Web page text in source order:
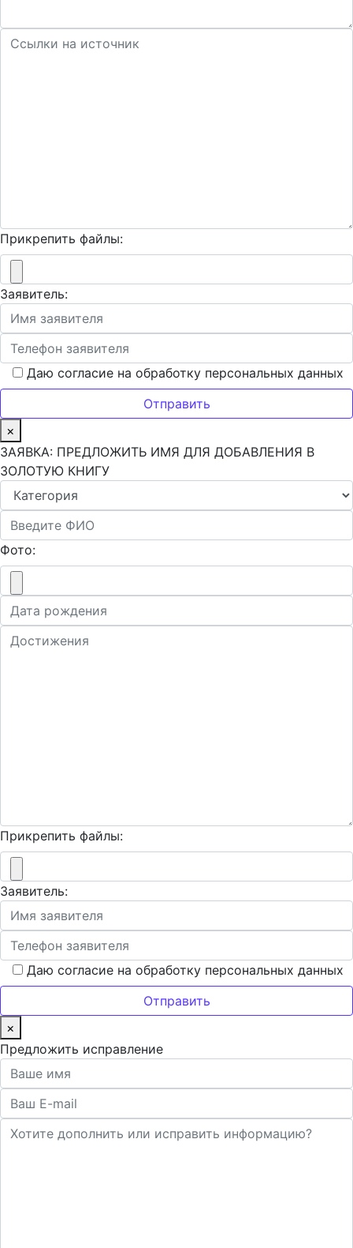
Прикрепить файлы:
Заявитель:
Даю согласие на обработку персональных данных
×
ЗАЯВКА: ПРЕДЛОЖИТЬ ИМЯ ДЛЯ ДОБАВЛЕНИЯ В
ЗОЛОТУЮ КНИГУ
Фото:
Прикрепить файлы:
Заявитель:
Даю согласие на обработку персональных данных
×
Предложить исправление